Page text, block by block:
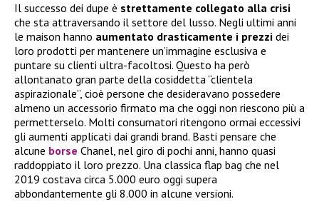
Il successo dei dupe è strettamente collegato alla crisi
che sta attraversando il settore del lusso. Negli ultimi anni
le maison hanno aumentato drasticamente i prezzi dei
loro prodotti per mantenere un’immagine esclusiva e
puntare su clienti ultra-facoltosi. Questo ha però
allontanato gran parte della cosiddetta “clientela
aspirazionale”, cioè persone che desideravano possedere
almeno un accessorio firmato ma che oggi non riescono più a
permetterselo. Molti consumatori ritengono ormai eccessivi
gli aumenti applicati dai grandi brand. Basti pensare che
alcune borse Chanel, nel giro di pochi anni, hanno quasi
raddoppiato il loro prezzo. Una classica flap bag che nel
2019 costava circa 5.000 euro oggi supera
abbondantemente gli 8.000 in alcune versioni.